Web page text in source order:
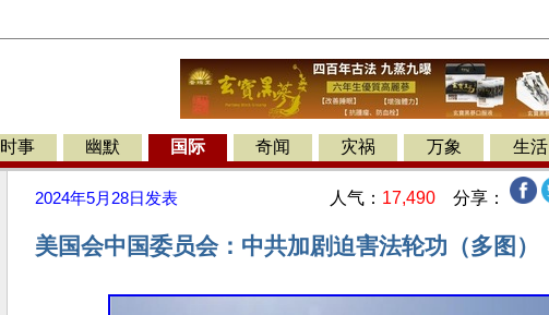
时事 幽默 国际 奇闻 灾祸 万象 生活
2024年5月28日 发表 人气： 17,490 分享：
美国会中国委员会：中共加剧迫害法轮功（多图）